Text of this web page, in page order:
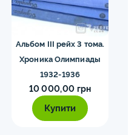
Альбом III рейх 3 тома.
Хроника Олимпиады
1932-1936
10 000,00 грн
Купити